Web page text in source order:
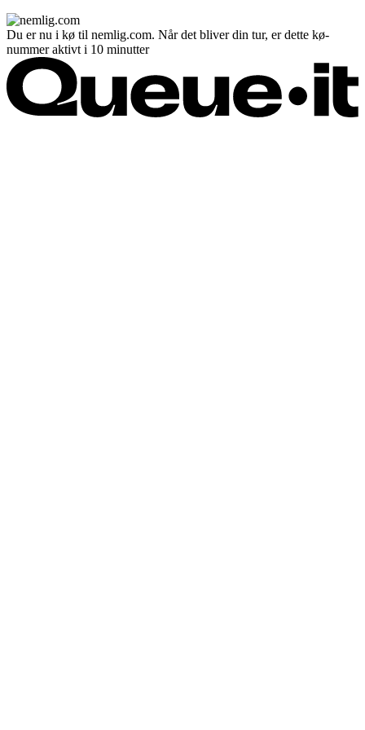
Du er nu i kø til nemlig.com. Når det bliver din tur, er dette kø-
nummer aktivt i 10 minutter